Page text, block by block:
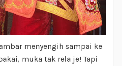
menyengih sampai ke
muka tak rela je! Tapi